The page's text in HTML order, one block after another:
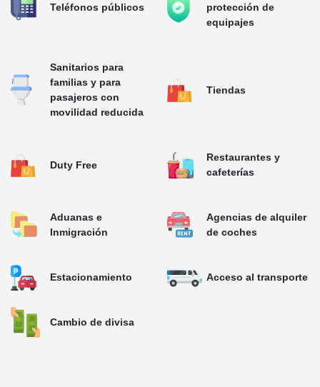
Teléfonos públicos
protección de
equipajes
Sanitarios para
familias y para
pasajeros con
movilidad reducida
Tiendas
Duty Free
Restaurantes y
cafeterías
Aduanas e
Inmigración
Agencias de alquiler
de coches
Estacionamiento Acceso al transporte
Cambio de divisa